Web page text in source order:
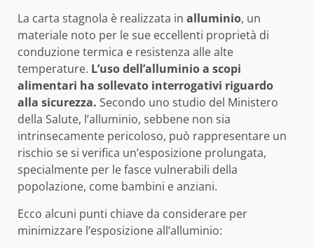
La carta stagnola è realizzata in alluminio, un
materiale noto per le sue eccellenti proprietà di
conduzione termica e resistenza alle alte
temperature. L’uso dell’alluminio a scopi
alimentari ha sollevato interrogativi riguardo
alla sicurezza. Secondo uno studio del Ministero
della Salute, l’alluminio, sebbene non sia
intrinsecamente pericoloso, può rappresentare un
rischio se si verifica un’esposizione prolungata,
specialmente per le fasce vulnerabili della
popolazione, come bambini e anziani.
Ecco alcuni punti chiave da considerare per
minimizzare l’esposizione all’alluminio: